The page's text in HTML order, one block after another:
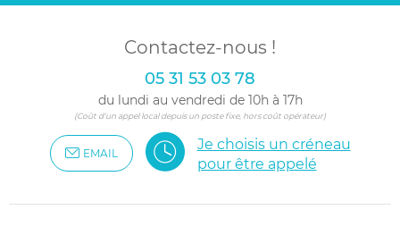
Contactez-nous !
05 31 53 03 78
du lundi au vendredi de 10h à 17h
(Coût d'un appel local depuis un poste fixe, hors coût opérateur)
EMAIL
Je choisis un créneau
pour être appelé